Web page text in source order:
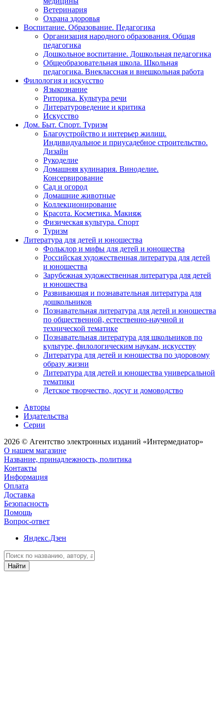
Ветеринария
Охрана здоровья
Воспитание. Образование. Педагогика
Организация народного образования. Общая
педагогика
Дошкольное воспитание. Дошкольная педагогика
Общеобразовательная школа. Школьная
педагогика. Внеклассная и внешкольная работа
Филология и искусство
Языкознание
Риторика. Культура речи
Литературоведение и критика
Искусство
Дом. Быт. Спорт. Туризм
Благоустройство и интерьер жилищ.
Индивидуальное и приусадебное строительство.
Дизайн
Рукоделие
Домашняя кулинария. Виноделие.
Консервирование
Сад и огород
Домашние животные
Коллекционирование
Красота. Косметика. Макияж
Физическая культура. Спорт
Туризм
Литература для детей и юношества
Фольклор и мифы для детей и юношества
Российская художественная литература для детей
и юношества
Зарубежная художественная литература для детей
и юношества
Развивающая и познавательная литература для
дошкольников
Познавательная литература для детей и юношества
по общественной, естественно-научной и
технической тематике
Познавательная литература для школьников по
культуре, филологическим наукам, искусству
Литература для детей и юношества по здоровому
образу жизни
Литература для детей и юношества универсальной
тематики
Детское творчество, досуг и домоводство
Авторы
Издательства
Серии
2026 © Агентство электронных изданий «Интермедиатор»
О нашем магазине
Название, принадлежность, политика
Контакты
Информация
Оплата
Доставка
Безопасность
Помощь
Вопрос-ответ
Яндекс.Дзен
Найти